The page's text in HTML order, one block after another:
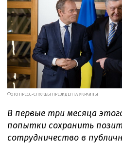
ФОТО ПРЕСС-СЛУЖБЫ ПРЕЗИДЕНТА УКРАИНЫ
В первые три месяца
попытки сохранить
сотрудничество в